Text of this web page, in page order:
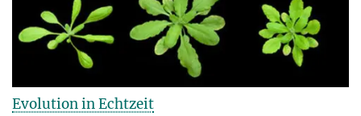
Evolution in Echtzeit